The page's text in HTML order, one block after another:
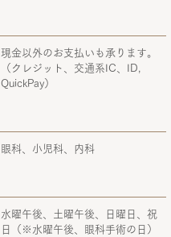
現金以外のお支払いも承ります。
（クレジット、交通系IC、ID,
QuickPay）
眼科、小児科、内科
水曜午後、土曜午後、日曜日、祝
日（※水曜午後、眼科手術の日）